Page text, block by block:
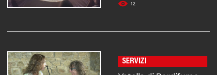
12
SERVIZI